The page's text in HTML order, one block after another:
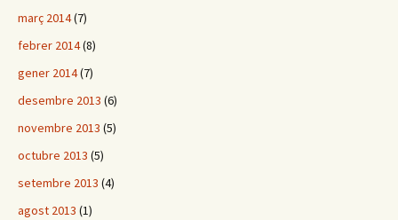
març 2014(7)
febrer 2014(8)
gener 2014(7)
desembre 2013 (6)
novembre 2013 (5)
octubre 2013 (5)
setembre 2013 (4)
agost 2013 (1)